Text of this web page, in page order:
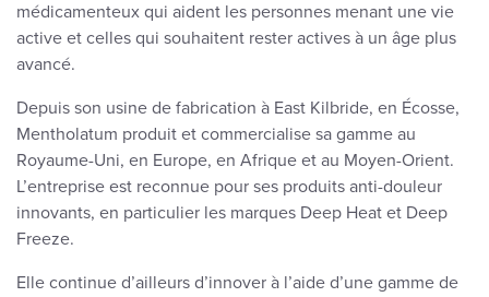
médicamenteux qui aident les personnes menant une vie
active et celles qui souhaitent rester actives à un âge plus
avancé.
Depuis son usine de fabrication à East Kilbride, en Écosse,
Mentholatum produit et commercialise sa gamme au
Royaume-Uni, en Europe, en Afrique et au Moyen-Orient.
L’entreprise est reconnue pour ses produits anti-douleur
innovants, en particulier les marques Deep Heat et Deep
Freeze.
Elle continue d’ailleurs d’innover à l’aide d’une gamme de